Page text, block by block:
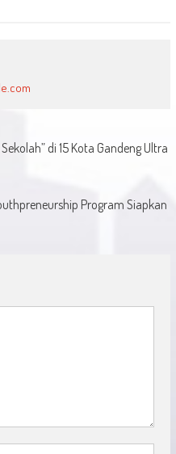
di 15 Kota Gandeng Ultra
Program Siapkan